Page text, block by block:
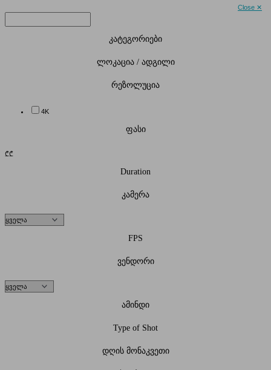
Close ✕
კატეგორიები
ლოკაცია / ადგილი
რეზოლუცია
4K
ფასი
₾₾
Duration
კამერა
FPS
ვენდორი
ამინდი
Type of Shot
დღის მონაკვეთი